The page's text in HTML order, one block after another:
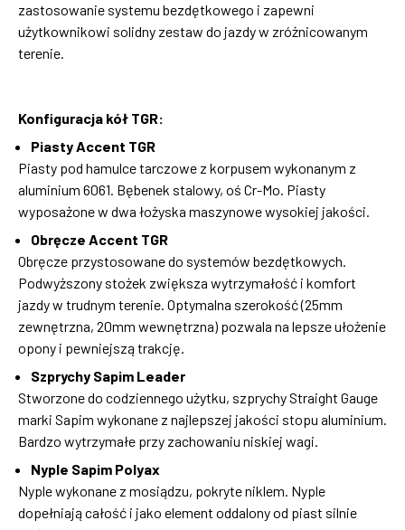
zastosowanie systemu bezdętkowego i zapewni
użytkownikowi solidny zestaw do jazdy w zróżnicowanym
terenie.
Konfiguracja kół TGR:
Piasty Accent TGR
Piasty pod hamulce tarczowe z korpusem wykonanym z
aluminium 6061. Bębenek stalowy, oś Cr-Mo. Piasty
wyposażone w dwa łożyska maszynowe wysokiej jakości.
Obręcze Accent TGR
Obręcze przystosowane do systemów bezdętkowych.
Podwyższony stożek zwiększa wytrzymałość i komfort
jazdy w trudnym terenie. Optymalna szerokość (25mm
zewnętrzna, 20mm wewnętrzna) pozwala na lepsze ułożenie
opony i pewniejszą trakcję.
Szprychy Sapim Leader
Stworzone do codziennego użytku, szprychy Straight Gauge
marki Sapim wykonane z najlepszej jakości stopu aluminium.
Bardzo wytrzymałe przy zachowaniu niskiej wagi.
Nyple Sapim Polyax
Nyple wykonane z mosiądzu, pokryte niklem. Nyple
dopełniają całość i jako element oddalony od piast silnie